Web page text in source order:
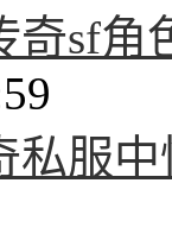
奇sf角
私服